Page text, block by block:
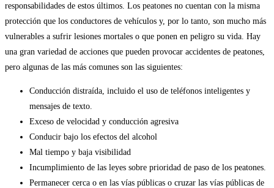
responsabilidades de estos últimos. Los peatones no cuentan con la misma
protección que los conductores de vehículos y, por lo tanto, son mucho más
vulnerables a sufrir lesiones mortales o que ponen en peligro su vida. Hay
una gran variedad de acciones que pueden provocar accidentes de peatones,
pero algunas de las más comunes son las siguientes:
Conducción distraída, incluido el uso de teléfonos inteligentes y
mensajes de texto.
Exceso de velocidad y conducción agresiva
Conducir bajo los efectos del alcohol
Mal tiempo y baja visibilidad
Incumplimiento de las leyes sobre prioridad de paso de los peatones.
Permanecer cerca o en las vías públicas o cruzar las vías públicas de